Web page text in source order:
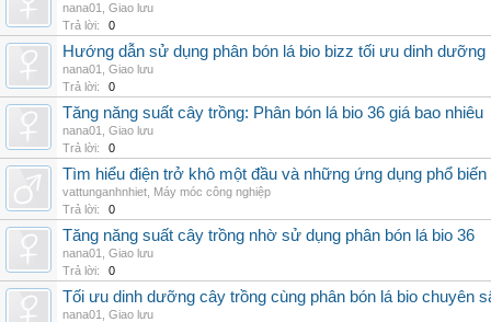
nana01
Giao lưu
Trả lời:
0
Hướng dẫn sử dụng phân bón lá bio bizz tối ưu dinh dưỡng
nana01
Giao lưu
Trả lời:
0
Tăng năng suất cây trồng: Phân bón lá bio 36 giá bao nhiêu
nana01
Giao lưu
Trả lời:
0
Tìm hiểu điện trở khô một đầu và những ứng dụng phổ
vattunganhnhiet Máy móc công nghiệp
Trả lời:
0
Tăng năng suất cây trồng nhờ sử dụng phân bón lá bio 36
nana01
Giao lưu
Trả lời:
0
Tối ưu dinh dưỡng cây trồng cùng phân bón lá bio chuyên
nana01
Giao lưu